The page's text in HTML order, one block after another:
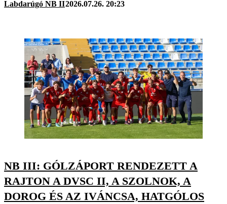
Labdarúgó NB II2026.07.26. 20:23
NB III: GÓLZÁPORT RENDEZETT A
RAJTON A DVSC II, A SZOLNOK, A
DOROG ÉS AZ IVÁNCSA, HATGÓLOS